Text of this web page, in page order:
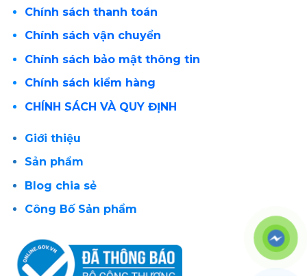
Chính sách thanh toán
Chính sách vận chuyển
Chính sách bảo mật thông tin
Chính sách kiểm hàng
CHÍNH SÁCH VÀ QUY ĐỊNH
Giới thiệu
Sản phẩm
Blog chia sẻ
Công Bố Sản phẩm